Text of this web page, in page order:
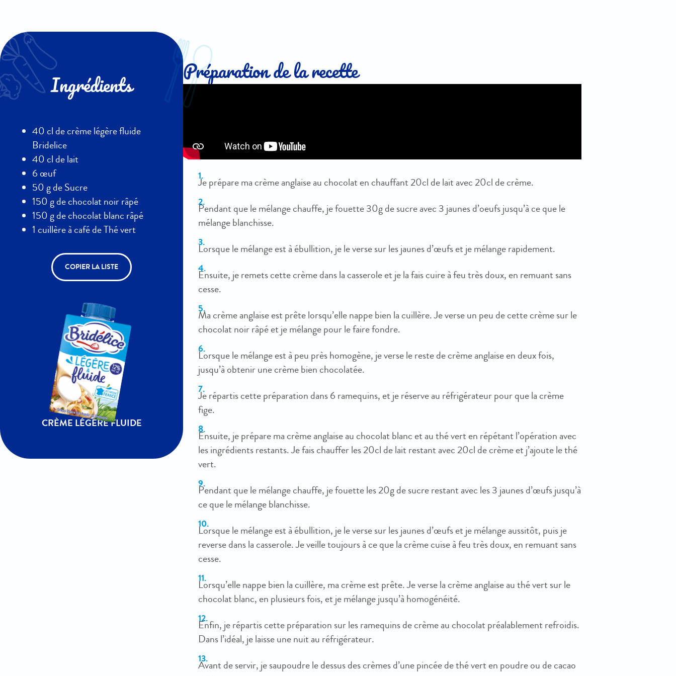
Ingrédients
40 cl de crème légère fluide
Bridelice
40 cl de lait
6 œuf
50 g de Sucre
150 g de chocolat noir râpé
150 g de chocolat blanc râpé
1 cuillère à café de Thé vert
COPIER LA LISTE
CRÈME LÉGÈRE FLUIDE
Préparation de la recette
Je prépare ma crème anglaise au chocolat en chauffant 20cl de lait avec 20cl de crème.
Pendant que le mélange chauffe, je fouette 30g de sucre avec 3 jaunes d’oeufs jusqu’à ce que le
mélange blanchisse.
Lorsque le mélange est à ébullition, je le verse sur les jaunes d’œufs et je mélange rapidement.
Ensuite, je remets cette crème dans la casserole et je la fais cuire à feu très doux, en remuant sans
cesse.
Ma crème anglaise est prête lorsqu’elle nappe bien la cuillère. Je verse un peu de cette crème sur le
chocolat noir râpé et je mélange pour le faire fondre.
Lorsque le mélange est à peu près homogène, je verse le reste de crème anglaise en deux fois,
jusqu’à obtenir une crème bien chocolatée.
Je répartis cette préparation dans 6 ramequins, et je réserve au réfrigérateur pour que la crème
fige.
Ensuite, je prépare ma crème anglaise au chocolat blanc et au thé vert en répétant l’opération avec
les ingrédients restants. Je fais chauffer les 20cl de lait restant avec 20cl de crème et j’ajoute le thé
vert.
Pendant que le mélange chauffe, je fouette les 20g de sucre restant avec les 3 jaunes d’œufs jusqu’à
ce que le mélange blanchisse.
Lorsque le mélange est à ébullition, je le verse sur les jaunes d’œufs et je mélange aussitôt, puis je
reverse dans la casserole. Je veille toujours à ce que la crème cuise à feu très doux, en remuant sans
cesse.
Lorsqu’elle nappe bien la cuillère, ma crème est prête. Je verse la crème anglaise au thé vert sur le
chocolat blanc, en plusieurs fois, et je mélange jusqu’à homogénéité.
Enfin, je répartis cette préparation sur les ramequins de crème au chocolat préalablement refroidis.
Dans l’idéal, je laisse une nuit au réfrigérateur.
Avant de servir, je saupoudre le dessus des crèmes d’une pincée de thé vert en poudre ou de cacao